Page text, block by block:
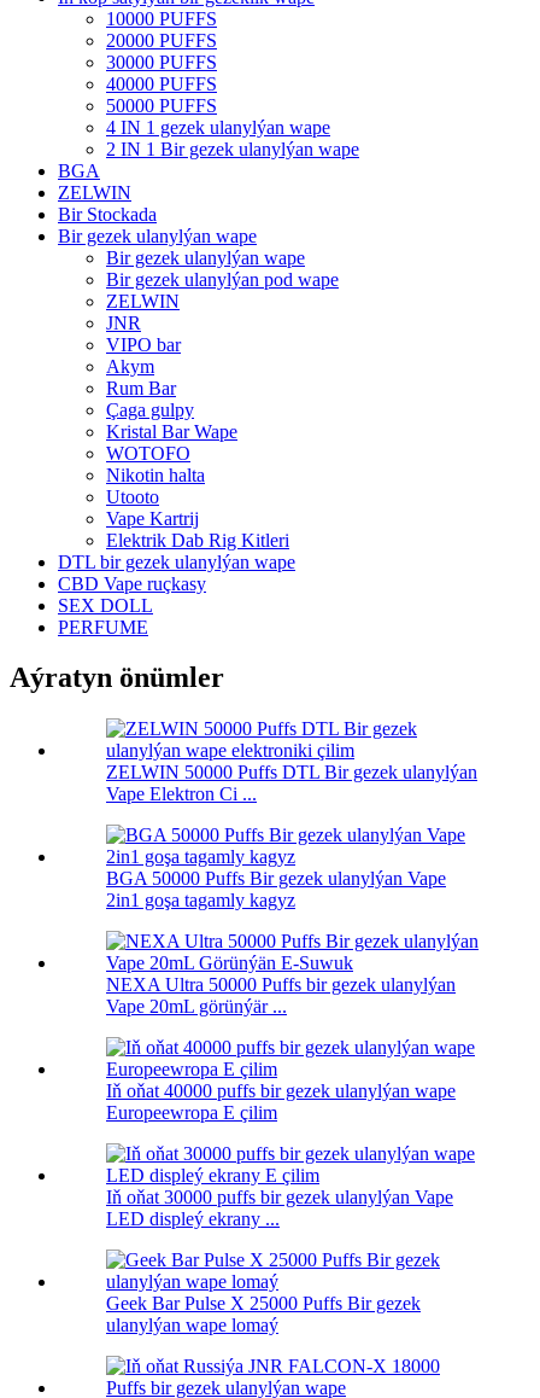
10000 PUFFS
20000 PUFFS
30000 PUFFS
40000 PUFFS
50000 PUFFS
4 IN 1 gezek ulanylýan wape
2 IN 1 Bir gezek ulanylýan wape
BGA
ZELWIN
Bir Stockada
Bir gezek ulanylýan wape
Bir gezek ulanylýan wape
Bir gezek ulanylýan pod wape
ZELWIN
JNR
VIPO bar
Akym
Rum Bar
Çaga gulpy
Kristal Bar Wape
WOTOFO
Nikotin halta
Utooto
Vape Kartrij
Elektrik Dab Rig Kitleri
DTL bir gezek ulanylýan wape
CBD Vape ruçkasy
SEX DOLL
PERFUME
Aýratyn önümler
ZELWIN 50000 Puffs DTL Bir gezek ulanylýan
Vape Elektron Ci ...
BGA 50000 Puffs Bir gezek ulanylýan Vape
2in1 goşa tagamly kagyz
NEXA Ultra 50000 Puffs bir gezek ulanylýan
Vape 20mL görünýär ...
Iň oňat 40000 puffs bir gezek ulanylýan wape
Europeewropa E çilim
Iň oňat 30000 puffs bir gezek ulanylýan Vape
LED displeý ekrany ...
Geek Bar Pulse X 25000 Puffs Bir gezek
ulanylýan wape lomaý